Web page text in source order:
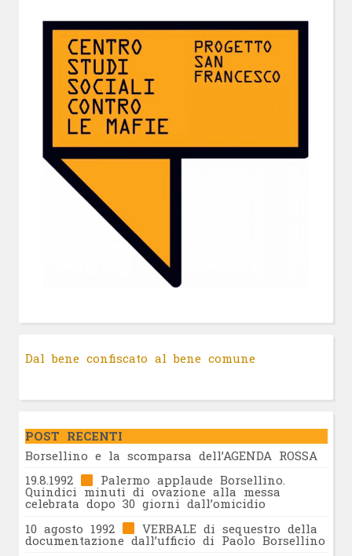
Dal bene confiscato al bene comune
POST RECENTI
Borsellino e la scomparsa dell’AGENDA ROSSA
19.8.1992
Palermo applaude Borsellino.
Quindici minuti di ovazione alla messa
celebrata dopo 30 giorni dall’omicidio
10 agosto 1992
VERBALE di sequestro della
documentazione dall’ufficio di Paolo Borsellino